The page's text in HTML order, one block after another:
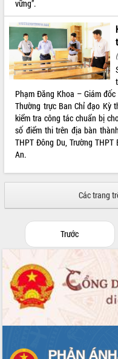
chuyển đổi số
Phó Chủ tịch Thường trực UBND tỉnh
Hồ Thị Nguyên Thảo làm việc tại
tâm Phục vụ hành chính công xã Ea
Phê
Xây dựng nền hành chính số đồng
hành cùng nông dân dân, doanh
Giai đoạn 2026-2030, Đắk Lắk phấn
đấu có 77% xã đạt chuẩn nông
mới
Chuyển đổi số 'mở đường' cho nông
nghiệp Đắk Lắk tăng trưởng bứt phá
địa chính, hoàn thiện cơ sở dữ liệu
Ứng dụng sinh trắc học - Bước tiến
trong hành trình chuyển đổi số tại
Đắk Lắk nâng cao hiệu quả công tác
Đắk Lắk đẩy mạnh nuôi biển công
nghệ, hướng tới phát triển thủy sản
bền vững
Tập huấn nâng cao năng lực triển
chuyển đổi số cho cán bộ, công
Đắk Lắk phát động hưởng ứng Ngày
vững”.
Phạm Đăng Khoa – Giám
Thường trực Ban Chỉ đạo Kỳ
kiểm tra công tác chuẩn bị
số điểm thi trên địa bàn
THPT Đông Du, Trường
An.
Các trang
Trước